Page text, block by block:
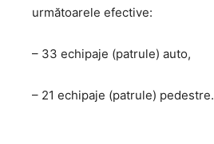
următoarele efective:
– 33 echipaje (patrule) auto,
– 21 echipaje (patrule) pedestre.